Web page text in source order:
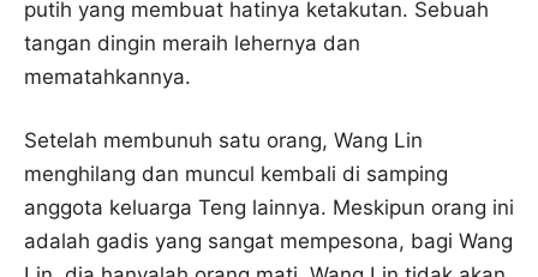
putih yang membuat hatinya ketakutan. Sebuah
tangan dingin meraih lehernya dan
mematahkannya.
Setelah membunuh satu orang, Wang Lin
menghilang dan muncul kembali di samping
anggota keluarga Teng lainnya. Meskipun orang ini
adalah gadis yang sangat mempesona, bagi Wang